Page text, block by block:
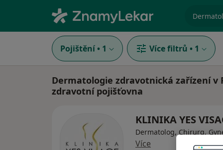
Pojištění • 1 Více filtrů • 1
Dermatologie zdravotnická zařízení v
zdravotní pojišťovna
KLINIKA YES
Dermatolog, Chirurg,
Více